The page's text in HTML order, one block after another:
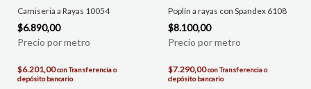
Camiseria a Rayas 10054
$6.890,00
$6.201,00conTransferencia o
depósito bancario
Poplín a rayas con Spandex 6108
$8.100,00
$7.290,00conTransferencia o
depósito bancario